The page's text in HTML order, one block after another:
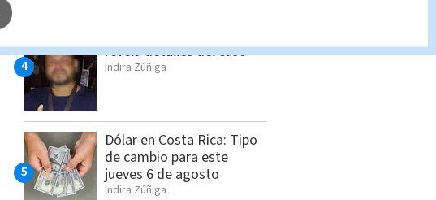
revela detalles del caso
Indira Zúñiga
Dólar en Costa Rica: Tipo
de cambio para este
jueves 6 de agosto
Indira Zúñiga